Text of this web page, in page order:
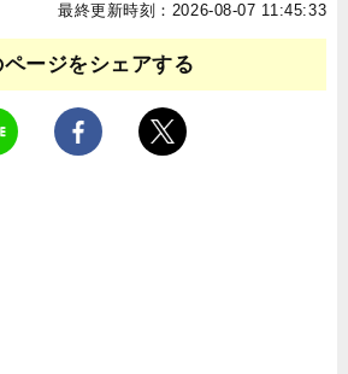
最終更新時刻：2026-08-07 11:45:33
ページをシェアする